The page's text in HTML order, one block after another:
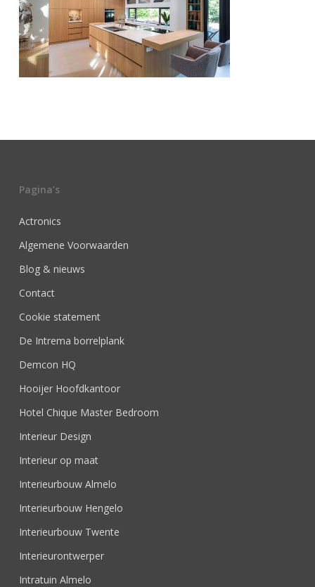
Pagina’s
Actronics
Algemene Voorwaarden
Blog & nieuws
Contact
Cookie statement
De Intrema borrelplank
Demcon HQ
Hooijer Hoofdkantoor
Hotel Chique Master Bedroom
Interieur Design
Interieur op maat
Interieurbouw Almelo
Interieurbouw Hengelo
Interieurbouw Twente
Interieurontwerper
Intratuin Almelo